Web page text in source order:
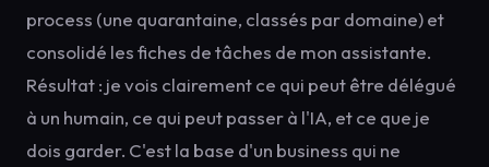
process (une quarantaine, classés par domaine) et
consolidé les fiches de tâches de mon assistante.
Résultat : je vois clairement ce qui peut être délégué
à un humain, ce qui peut passer à l'IA, et ce que je
dois garder. C'est la base d'un business qui ne